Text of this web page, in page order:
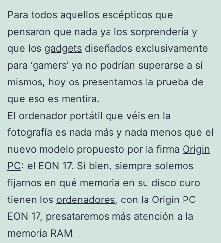
Para todos aquellos escépticos que
pensaron que nada ya los sorprendería y
que los gadgets diseñados exclusivamente
para ‘gamers’ ya no podrían superarse a sí
mismos, hoy os presentamos la prueba de
que eso es mentira.
El ordenador portátil que véis en la
fotografía es nada más y nada menos que el
nuevo modelo propuesto por la firma Origin
PC: el EON 17. Si bien, siempre solemos
fijarnos en qué memoria en su disco duro
tienen los ordenadores, con la Origin PC
EON 17, presataremos más atención a la
memoria RAM.